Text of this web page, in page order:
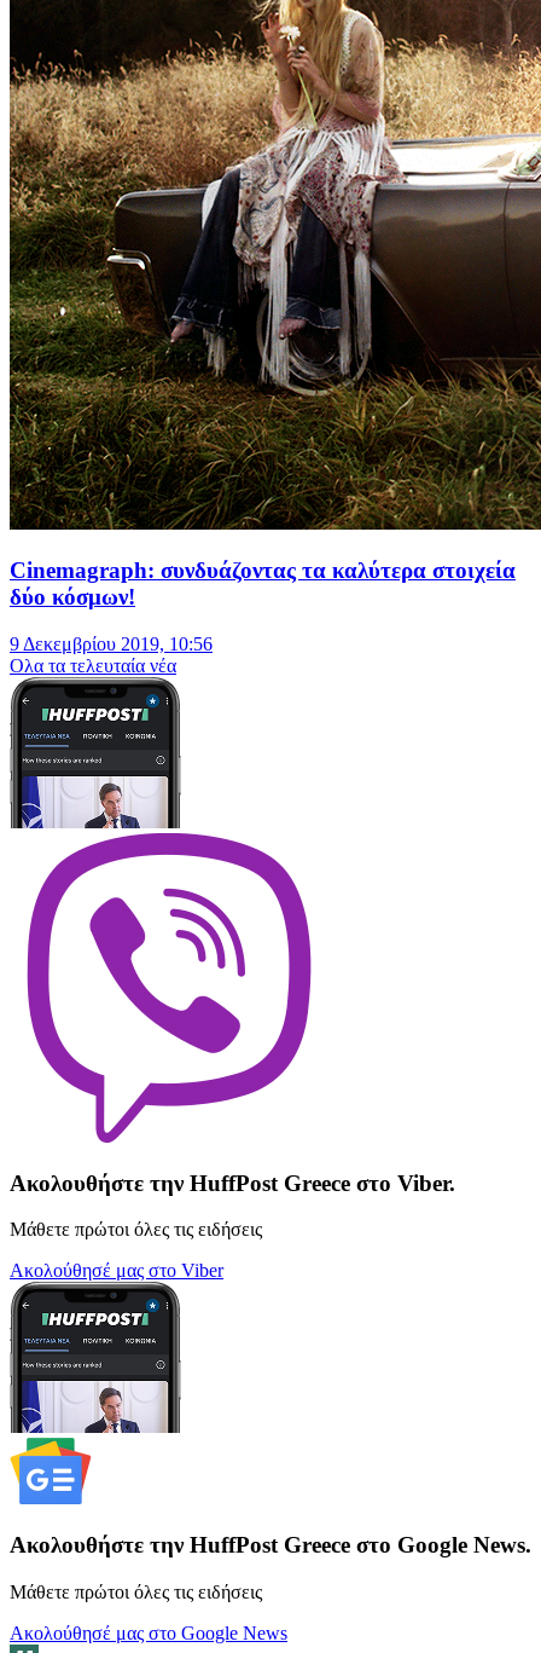
Cinemagraph: συνδυάζοντας τα καλύτερα στοιχεία
δύο κόσμων!
9 Δεκεμβρίου 2019, 10:56
Oλα τα τελευταία νέα
Ακολουθήστε την HuffPost Greece στο Viber.
Μάθετε πρώτοι όλες τις ειδήσεις
Ακολούθησέ μας στο Viber
Ακολουθήστε την HuffPost Greece στο Google News.
Μάθετε πρώτοι όλες τις ειδήσεις
Ακολούθησέ μας στο Google News